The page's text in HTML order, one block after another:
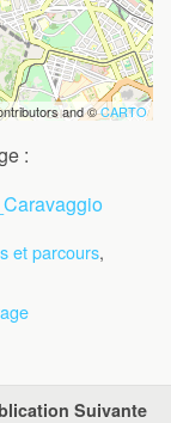
and ©CARTO
:
et parcours,
Suivante